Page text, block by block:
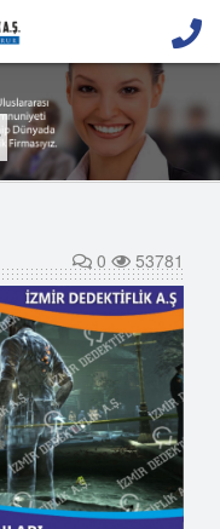
0 53781